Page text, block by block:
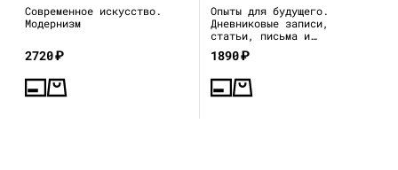
Современное искусство.
Модернизм
2720₽
Опыты для будущего.
Дневниковые записи,
статьи, письма и
воспоминания
1890₽